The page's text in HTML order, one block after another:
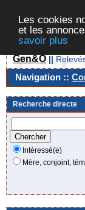
Les cookies
et les
savoir plus
Gen&O ||
Navigation ::
Recherche directe
Intéressé(e)
Mère, conjoint,